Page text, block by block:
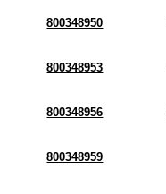
800348950
800348953
800348956
800348959